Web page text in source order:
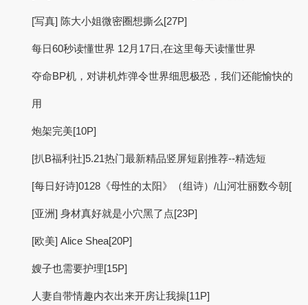
[写真] 陈大小姐微密圈想撕么[27P]
每日60秒读懂世界 12月17日,在这里每天读懂世界
夺命BP机，对讲机炸弹令世界细思极恐，我们还能愉快的
用
炮架完美[10P]
[扒B福利社]5.21热门最新精品竖屏短剧推荐--精选短
[每日好诗]0128《母性的太阳》（组诗）/山河壮丽数今朝[
[亚洲] 身材真好就是小穴黑了点[23P]
[欧美] Alice Shea[20P]
嫂子也需要护理[15P]
人妻自带情趣内衣出来开房让我操[11P]